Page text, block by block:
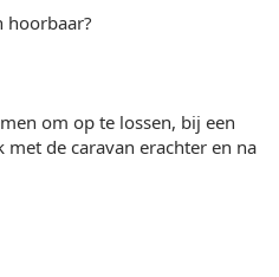
hoorbaar?
om op te lossen, bij een
de caravan erachter en na